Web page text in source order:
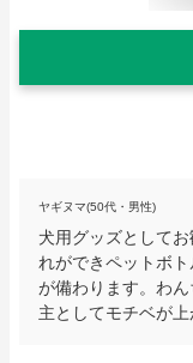
ヤギヌマ(50代・男性)
犬用グッズとして
れができペットボ
が備わります。わ
主としてモチベが上